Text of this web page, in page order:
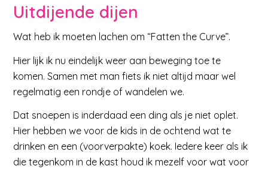
Uitdijende dijen
Wat heb ik moeten lachen om “Fatten the Curve”.
Hier lijk ik nu eindelijk weer aan beweging toe te
komen. Samen met man fiets ik niet altijd maar wel
regelmatig een rondje of wandelen we.
Dat snoepen is inderdaad een ding als je niet oplet.
Hier hebben we voor de kids in de ochtend wat te
drinken en een (voorverpakte) koek. Iedere keer als ik
die tegenkom in de kast houd ik mezelf voor wat voor